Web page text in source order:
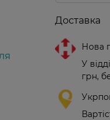
Доставка
Нова
У
грн,